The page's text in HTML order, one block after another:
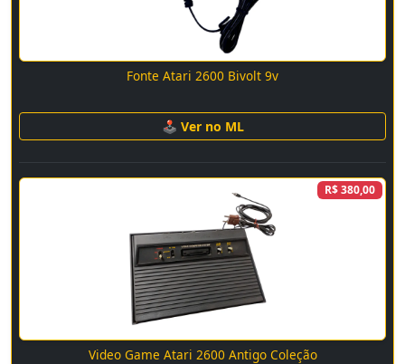
Fonte Atari 2600 Bivolt 9v
🕹 Ver no ML
R$ 380,00
Video Game Atari 2600 Antigo Coleção